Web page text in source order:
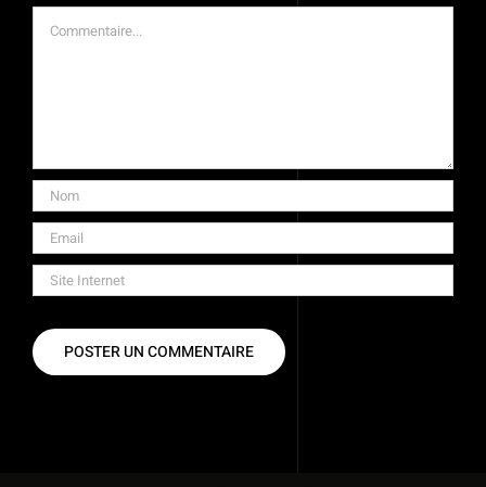
Commentaire